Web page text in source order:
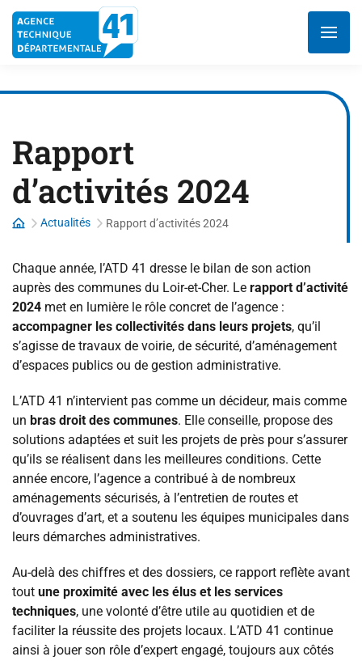
Aller
contenu
Rapport
d’activités 2024
Actualités Rapport d’activités 2024
Chaque année, l’ATD 41 dresse le bilan de son action
auprès des communes du Loir-et-Cher. Le rapport d’activité
2024 met en lumière le rôle concret de l’agence :
accompagner les collectivités dans leurs projets, qu’il
s’agisse de travaux de voirie, de sécurité, d’aménagement
d’espaces publics ou de gestion administrative.
L’ATD 41 n’intervient pas comme un décideur, mais comme
un bras droit des communes. Elle conseille, propose des
solutions adaptées et suit les projets de près pour s’assurer
qu’ils se réalisent dans les meilleures conditions. Cette
année encore, l’agence a contribué à de nombreux
aménagements sécurisés, à l’entretien de routes et
d’ouvrages d’art, et a soutenu les équipes municipales dans
leurs démarches administratives.
Au-delà des chiffres et des dossiers, ce rapport reflète avant
tout une proximité avec les élus et les services
techniques, une volonté d’être utile au quotidien et de
faciliter la réussite des projets locaux. L’ATD 41 continue
ainsi à jouer son rôle d’expert engagé, toujours aux côtés